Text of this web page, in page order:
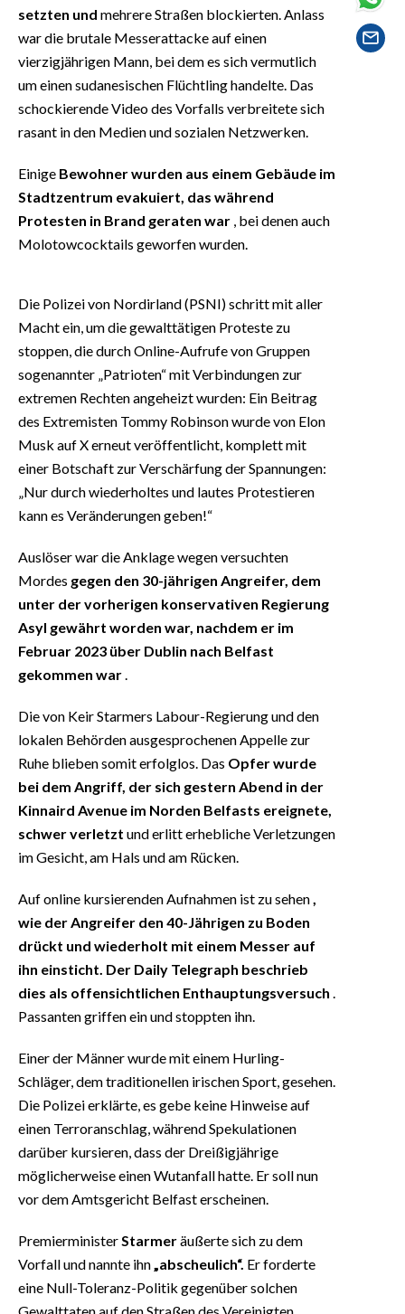
PUBBLICITÀ
SPIAGGE
STORE
setzten und mehrere Straßen blockierten. Anlass
war die brutale Messerattacke auf einen
vierzigjährigen Mann, bei dem es sich vermutlich
um einen sudanesischen Flüchtling handelte. Das
schockierende Video des Vorfalls verbreitete sich
rasant in den Medien und sozialen Netzwerken.
Einige Bewohner wurden aus einem Gebäude im
Stadtzentrum evakuiert, das während
Protesten in Brand geraten war , bei denen auch
Molotowcocktails geworfen wurden.
Die Polizei von Nordirland (PSNI) schritt mit aller
Macht ein, um die gewalttätigen Proteste zu
stoppen, die durch Online-Aufrufe von Gruppen
sogenannter „Patrioten“ mit Verbindungen zur
extremen Rechten angeheizt wurden: Ein Beitrag
des Extremisten Tommy Robinson wurde von Elon
Musk auf X erneut veröffentlicht, komplett mit
einer Botschaft zur Verschärfung der Spannungen:
„Nur durch wiederholtes und lautes Protestieren
kann es Veränderungen geben!“
Auslöser war die Anklage wegen versuchten
Mordes gegen den 30-jährigen Angreifer, dem
unter der vorherigen konservativen Regierung
Asyl gewährt worden war, nachdem er im
Februar 2023 über Dublin nach Belfast
gekommen war
Die von Keir Starmers Labour-Regierung und den
lokalen Behörden ausgesprochenen Appelle zur
Ruhe blieben somit erfolglos. Das Opfer wurde
bei dem Angriff, der sich gestern Abend in der
Kinnaird Avenue im Norden Belfasts ereignete,
schwer verletzt und erlitt erhebliche Verletzungen
im Gesicht, am Hals und am Rücken.
Auf online kursierenden Aufnahmen ist zu sehen
wie der Angreifer den 40-Jährigen zu Boden
drückt und wiederholt mit einem Messer auf
ihn einsticht. Der Daily Telegraph beschrieb
dies als offensichtlichen Enthauptungsversuch
Passanten griffen ein und stoppten ihn.
Einer der Männer wurde mit einem Hurling-
Schläger, dem traditionellen irischen Sport, gesehen.
Die Polizei erklärte, es gebe keine Hinweise auf
einen Terroranschlag, während Spekulationen
darüber kursieren, dass der Dreißigjährige
möglicherweise einen Wutanfall hatte. Er soll nun
vor dem Amtsgericht Belfast erscheinen.
Premierminister Starmeräußerte sich zu dem
Vorfall und nannte ihn „abscheulich“. Er forderte
eine Null-Toleranz-Politik gegenüber solchen